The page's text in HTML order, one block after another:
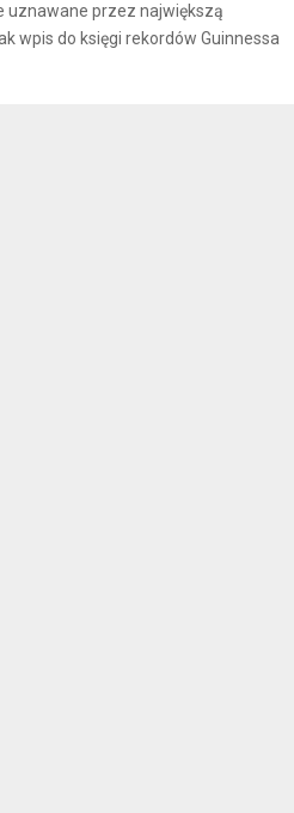
uznawane przez największą
wpis do księgi rekordów Guinnessa